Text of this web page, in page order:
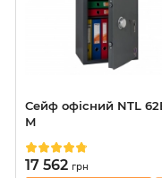
Сейф офісний NTL
М
17 562 грн